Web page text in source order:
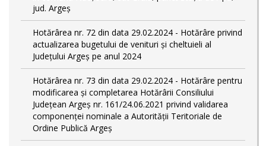
jud. Argeș
Hotărârea nr. 72 din data 29.02.2024 - Hotărâre privind
actualizarea bugetului de venituri și cheltuieli al
Județului Argeș pe anul 2024
Hotărârea nr. 73 din data 29.02.2024 - Hotărâre pentru
modificarea și completarea Hotărârii Consiliului
Județean Argeș nr. 161/24.06.2021 privind validarea
componenței nominale a Autorității Teritoriale de
Ordine Publică Argeș